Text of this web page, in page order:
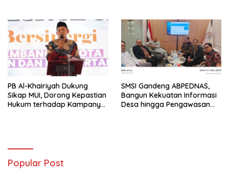
PB Al-Khairiyah Dukung
Sikap MUI, Dorong Kepastian
Hukum terhadap Kampanye
SMSI Gandeng ABPEDNAS,
Bangun Kekuatan Informasi
Desa hingga Pengawasan
Popular Post